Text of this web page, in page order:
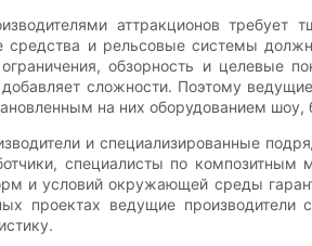
аттракционов требует
средства и рельсовые системы
обзорность и целевые
сложности. Поэтому
на них оборудованием
и специализированные
специалисты по
и условий окружающей среды
проектах ведущие